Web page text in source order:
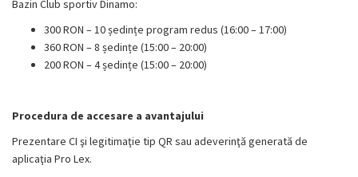
Bazin Club sportiv Dinamo:
300 RON – 10 ședințe program redus (16:00 – 17:00)
360 RON – 8 ședințe (15:00 – 20:00)
200 RON – 4 ședințe (15:00 – 20:00)
Procedura de accesare a avantajului
Prezentare CI şi legitimaţie tip QR sau adeverinţă generată de
aplicaţia Pro Lex.